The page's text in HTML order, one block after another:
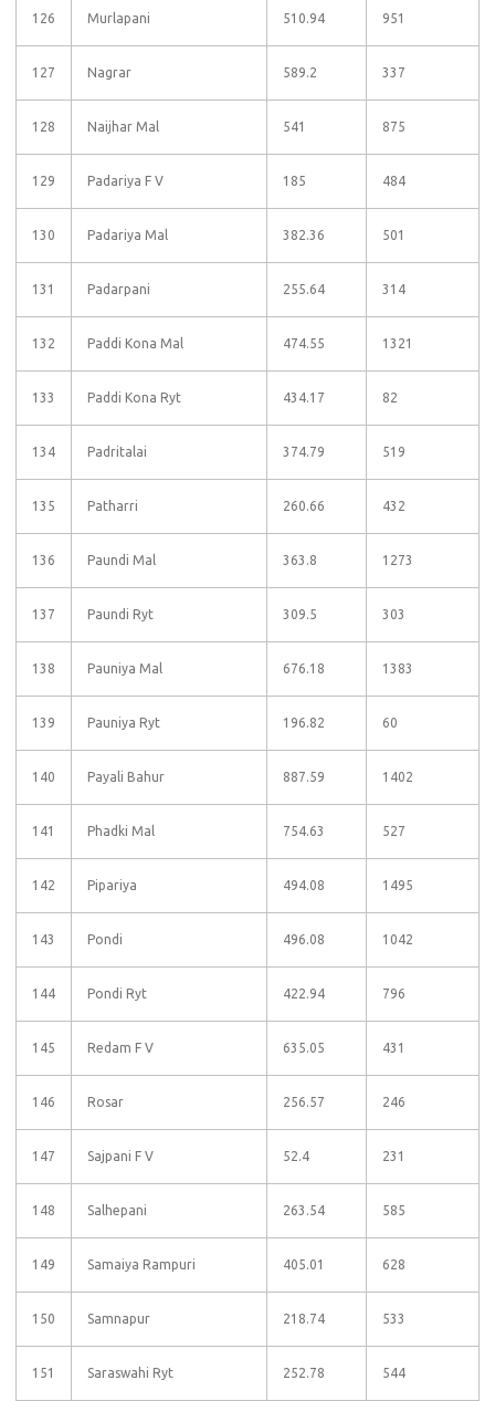
126 Murlapani 510.94 951
127 Nagrar 589.2 337
128 Naijhar Mal 541 875
129 Padariya F V 185 484
130 Padariya Mal 382.36 501
131 Padarpani 255.64 314
132 Paddi Kona Mal 474.55 1321
133 Paddi Kona Ryt 434.17 82
134 Padritalai 374.79 519
135 Patharri 260.66 432
136 Paundi Mal 363.8 1273
137 Paundi Ryt 309.5 303
138 Pauniya Mal 676.18 1383
139 Pauniya Ryt 196.82 60
140 Payali Bahur 887.59 1402
141 Phadki Mal 754.63 527
142 Pipariya 494.08 1495
143 Pondi 496.08 1042
144 Pondi Ryt 422.94 796
145 Redam F V 635.05 431
146 Rosar 256.57 246
147 Sajpani F V 52.4 231
148 Salhepani 263.54 585
149 Samaiya Rampuri 405.01 628
150 Samnapur 218.74 533
151 Saraswahi Ryt 252.78 544